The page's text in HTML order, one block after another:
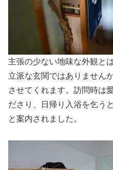
主張の少ない地味な外観と
立派な玄関ではありません
させてくれます。訪問時は
ださり、日帰り入浴を乞う
と案内されました。